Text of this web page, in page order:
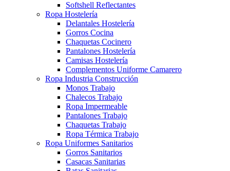
Softshell Reflectantes
Ropa Hostelería
Delantales Hostelería
Gorros Cocina
Chaquetas Cocinero
Pantalones Hostelería
Camisas Hostelería
Complementos Uniforme Camarero
Ropa Industria Construcción
Monos Trabajo
Chalecos Trabajo
Ropa Impermeable
Pantalones Trabajo
Chaquetas Trabajo
Ropa Térmica Trabajo
Ropa Uniformes Sanitarios
Gorros Sanitarios
Casacas Sanitarias